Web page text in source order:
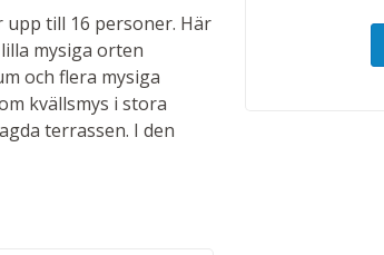
till 16 personer. Här
mysiga orten
och flera mysiga
kvällsmys i stora
terrassen. I den
dopp i
familj, en grupp